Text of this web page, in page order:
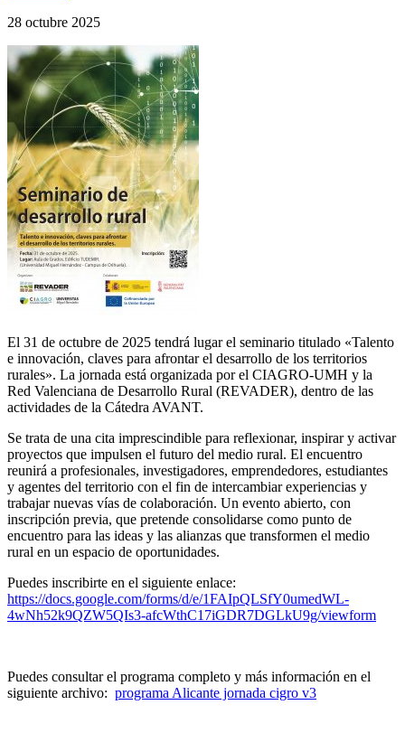
28 octubre 2025
El 31 de octubre de 2025 tendrá lugar el seminario titulado «Talento
e innovación, claves para afrontar el desarrollo de los territorios
rurales». La jornada está organizada por el CIAGRO-UMH y la
Red Valenciana de Desarrollo Rural (REVADER), dentro de las
actividades de la Cátedra AVANT.
Se trata de una cita imprescindible para reflexionar, inspirar y activar
proyectos que impulsen el futuro del medio rural. El encuentro
reunirá a profesionales, investigadores, emprendedores, estudiantes
y agentes del territorio con el fin de intercambiar experiencias y
trabajar nuevas vías de colaboración. Un evento abierto, con
inscripción previa, que pretende consolidarse como punto de
encuentro para las ideas y las alianzas que transformen el medio
rural en un espacio de oportunidades.
Puedes inscribirte en el siguiente enlace:
https://docs.google.com/forms/d/e/1FAIpQLSfY0umedWL-
4wNh52k9QZW5QIs3-afcWthC17iGDR7DGLkU9g/viewform
Puedes consultar el programa completo y más información en el
siguiente archivo: programa Alicante jornada cigro v3